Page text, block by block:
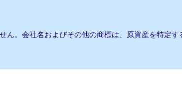
ん。会社名およびその他の商標は、原資産を特定す